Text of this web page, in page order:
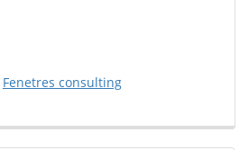
Fenetres consulting